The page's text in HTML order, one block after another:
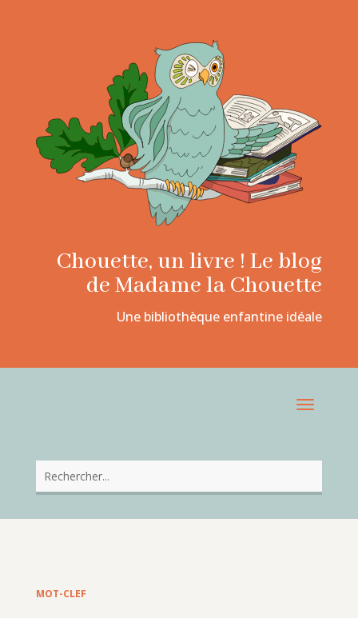
Chouette, un livre ! Le blog
de Madame la Chouette
Une bibliothèque enfantine idéale
MOT-CLEF